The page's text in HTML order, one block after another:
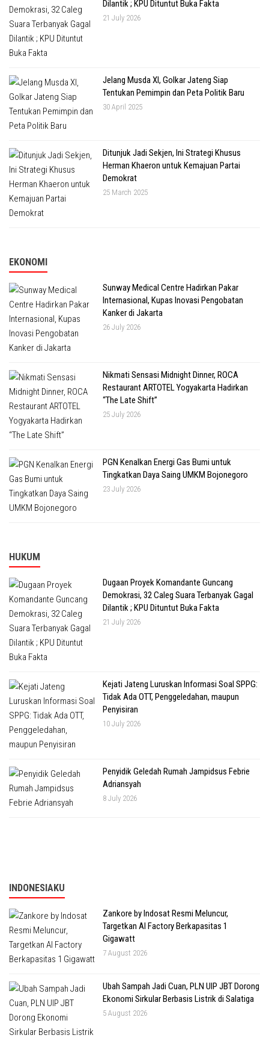
Dilantik ; KPU Dituntut Buka Fakta
21 July 2026
Jelang Musda XI, Golkar Jateng Siap
Tentukan Pemimpin dan Peta Politik Baru
30 April 2025
Ditunjuk Jadi Sekjen, Ini Strategi Khusus
Herman Khaeron untuk Kemajuan Partai
Demokrat
25 March 2025
EKONOMI
Sunway Medical Centre Hadirkan Pakar
Internasional, Kupas Inovasi Pengobatan
Kanker di Jakarta
26 July 2026
Nikmati Sensasi Midnight Dinner, ROCA
Restaurant ARTOTEL Yogyakarta Hadirkan
“The Late Shift”
25 July 2026
PGN Kenalkan Energi Gas Bumi untuk
Tingkatkan Daya Saing UMKM Bojonegoro
23 July 2026
HUKUM
Dugaan Proyek Komandante Guncang
Demokrasi, 32 Caleg Suara Terbanyak Gagal
Dilantik ; KPU Dituntut Buka Fakta
21 July 2026
Kejati Jateng Luruskan Informasi Soal SPPG:
Tidak Ada OTT, Penggeledahan, maupun
Penyisiran
10 July 2026
Penyidik Geledah Rumah Jampidsus Febrie
Adriansyah
8 July 2026
INDONESIAKU
Zankore by Indosat Resmi Meluncur,
Targetkan AI Factory Berkapasitas 1
Gigawatt
7 August 2026
Ubah Sampah Jadi Cuan, PLN UIP JBT Dorong
Ekonomi Sirkular Berbasis Listrik di Salatiga
5 August 2026